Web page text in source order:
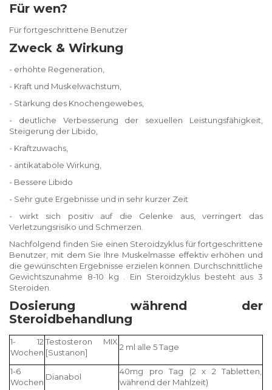
Für wen?
Für fortgeschrittene Benutzer
Zweck & Wirkung
- erhöhte Regeneration,
- Kraft und Muskelwachstum,
- Stärkung des Knochengewebes,
- deutliche Verbesserung der sexuellen Leistungsfähigkeit,
Steigerung der Libido,
- Kraftzuwachs,
- antikatabole Wirkung,
- Bessere Libido
- Sehr gute Ergebnisse und in sehr kurzer Zeit
- wirkt sich positiv auf die Gelenke aus, verringert das
Verletzungsrisiko und Schmerzen.
Nachfolgend finden Sie einen Steroidzyklus für fortgeschrittene
Benutzer, mit dem Sie Ihre Muskelmasse effektiv erhöhen und
die gewünschten Ergebnisse erzielen können. Durchschnittliche
Gewichtszunahme 8-10 kg . Ein Steroidzyklus besteht aus 3
Steroiden.
Dosierung während der
Steroidbehandlung
1- 12
Wochen
Testosteron MIX
[Sustanon]
2 ml alle 5 Tage
1-6
Wochen
Dianabol
40mg pro Tag (2 x 2 Tabletten,
während der Mahlzeit)